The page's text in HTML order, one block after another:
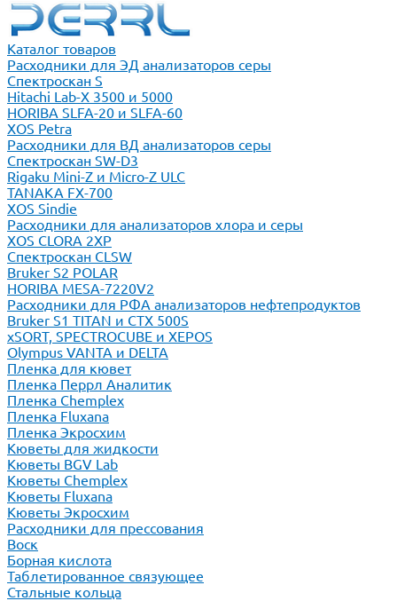
Каталог товаров
Расходники для ЭД анализаторов серы
Спектроскан S
Hitachi Lab-X 3500 и 5000
HORIBA SLFA-20 и SLFA-60
XOS Petra
Расходники для ВД анализаторов серы
Спектроскан SW-D3
Rigaku Mini-Z и Micro-Z ULC
TANAKA FX-700
XOS Sindie
Расходники для анализаторов хлора и серы
XOS CLORA 2XP
Спектроскан CLSW
Bruker S2 POLAR
HORIBA MESA-7220V2
Расходники для РФА анализаторов нефтепродуктов
Bruker S1 TITAN и CTX 500S
xSORT, SPECTROCUBE и XEPOS
Olympus VANTA и DELTA
Пленка для кювет
Пленка Перрл Аналитик
Пленка Chemplex
Пленка Fluxana
Пленка Экросхим
Кюветы для жидкости
Кюветы BGV Lab
Кюветы Chemplex
Кюветы Fluxana
Кюветы Экросхим
Расходники для прессования
Воск
Борная кислота
Таблетированное связующее
Стальные кольца